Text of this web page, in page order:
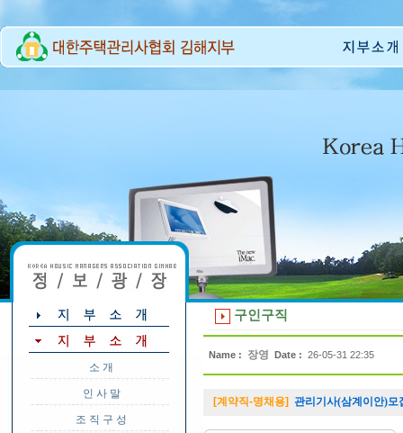
소 개
인 사 말
조 직 구 성
구인구직
Name : 장영 Date : 26-05-31 22:35
[계약직-명채용] 관리기사(삼계이안)모